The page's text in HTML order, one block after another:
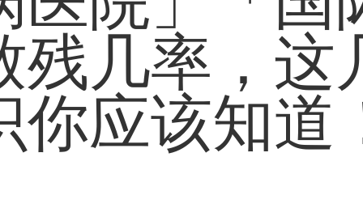
残几率，这
你应该知道